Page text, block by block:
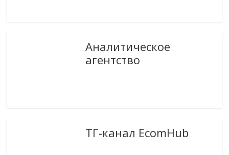
Аналитическое
агентство
ТГ-канал EcomHub